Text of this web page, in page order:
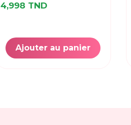
4,998 TND
Ajouter au panier